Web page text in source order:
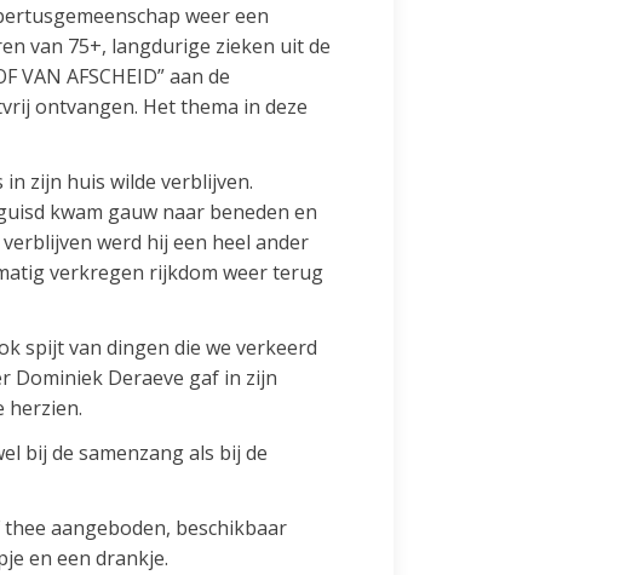
weer een
van 75+, langdurige zieken uit de
AFSCHEID” aan de
ontvangen. Het thema in deze
in zijn huis wilde verblijven.
kwam gauw naar beneden en
werd hij een heel ander
verkregen rijkdom weer terug
spijt van dingen die we verkeerd
Dominiek Deraeve gaf in zijn
herzien.
bij de samenzang als bij de
aangeboden, beschikbaar
en een drankje.